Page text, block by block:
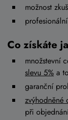
možnost
Co získáte
množstevní
slevu 5% a
garanční
zvýhodněné
při